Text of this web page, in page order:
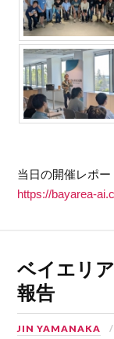
当日の開催レポー
https://bayarea-
ベイエリ
報告
JIN YAMANAKA